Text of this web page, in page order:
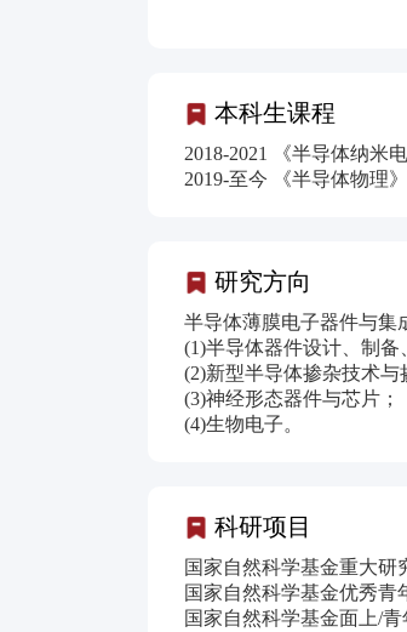
本科生课程
2018-2021 《半导体纳米
2019-至今 《半导体物理》
研究方向
半导体薄膜电子器件与集
(1)半导体器件设计、制备
(2)新型半导体掺杂技术与
(3)神经形态器件与芯片；
(4)生物电子。
科研项目
国家自然科学基金重大研
国家自然科学基金优秀青
国家自然科学基金面上/